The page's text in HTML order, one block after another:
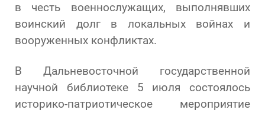
в честь военнослужащих, выполнявших
воинский долг в локальных войнах и
вооруженных конфликтах.
В Дальневосточной государственной
научной библиотеке 5 июля состоялось
историко-патриотическое мероприятие